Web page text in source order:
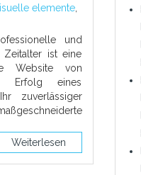
elemente,
und
Zeitalter ist eine
Website von
Erfolg eines
zuverlässiger
Weiterlesen